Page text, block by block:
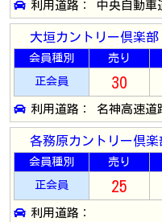
利用道路： 中央自動
大垣カントリー倶楽部
会員種別 売り
正会員 30
利用道路： 名神高速
各務原カントリー倶楽
会員種別 売り
正会員 25
利用道路：